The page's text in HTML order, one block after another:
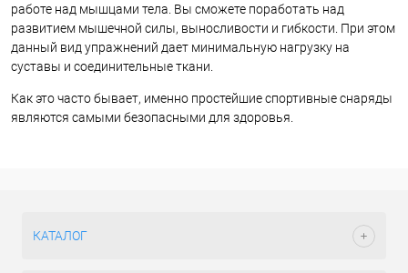
работе над мышцами тела. Вы сможете поработать над
развитием мышечной силы, выносливости и гибкости. При этом
данный вид упражнений дает минимальную нагрузку на
суставы и соединительные ткани.
Как это часто бывает, именно простейшие спортивные снаряды
являются самыми безопасными для здоровья.
КАТАЛОГ